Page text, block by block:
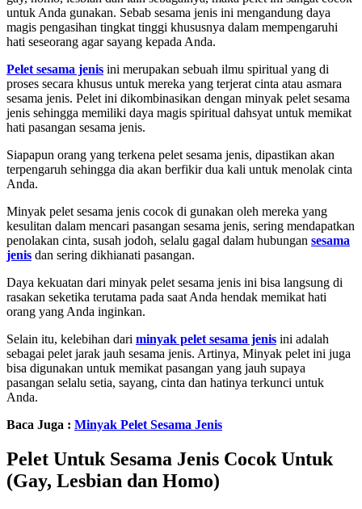
untuk Anda gunakan. Sebab sesama jenis ini mengandung daya
magis pengasihan tingkat tinggi khususnya dalam mempengaruhi
hati seseorang agar sayang kepada Anda.
Pelet sesama jenis ini merupakan sebuah ilmu spiritual yang di
proses secara khusus untuk mereka yang terjerat cinta atau asmara
sesama jenis. Pelet ini dikombinasikan dengan minyak pelet sesama
jenis sehingga memiliki daya magis spiritual dahsyat untuk memikat
hati pasangan sesama jenis.
Siapapun orang yang terkena pelet sesama jenis, dipastikan akan
terpengaruh sehingga dia akan berfikir dua kali untuk menolak cinta
Anda.
Minyak pelet sesama jenis cocok di gunakan oleh mereka yang
kesulitan dalam mencari pasangan sesama jenis, sering mendapatkan
penolakan cinta, susah jodoh, selalu gagal dalam hubungan sesama
jenis dan sering dikhianati pasangan.
Daya kekuatan dari minyak pelet sesama jenis ini bisa langsung di
rasakan seketika terutama pada saat Anda hendak memikat hati
orang yang Anda inginkan.
Selain itu, kelebihan dari minyak pelet sesama jenis ini adalah
sebagai pelet jarak jauh sesama jenis. Artinya, Minyak pelet ini juga
bisa digunakan untuk memikat pasangan yang jauh supaya
pasangan selalu setia, sayang, cinta dan hatinya terkunci untuk
Anda.
Baca Juga : Minyak Pelet Sesama Jenis
Pelet Untuk Sesama Jenis Cocok Untuk
(Gay, Lesbian dan Homo)